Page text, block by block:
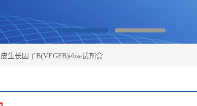
生长因子B(VEGFB)elisa试剂盒